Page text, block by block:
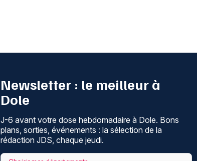
Newsletter : le meilleur à
Dole
J-6 avant votre dose hebdomadaire à Dole. Bons
plans, sorties, événements : la sélection de la
rédaction JDS, chaque jeudi.